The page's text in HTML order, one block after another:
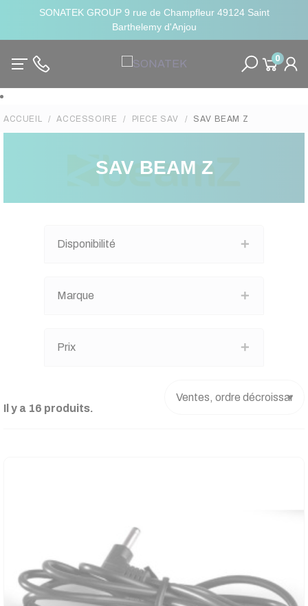
SONATEK GROUP 9 rue de Champfleur 49124 Saint
Barthelemy d'Anjou
0
ACCUEIL ACCESSOIRE PIECE SAV SAV BEAM Z
SAV BEAM Z
Disponibilité
Marque
Prix
Il y a 16 produits.